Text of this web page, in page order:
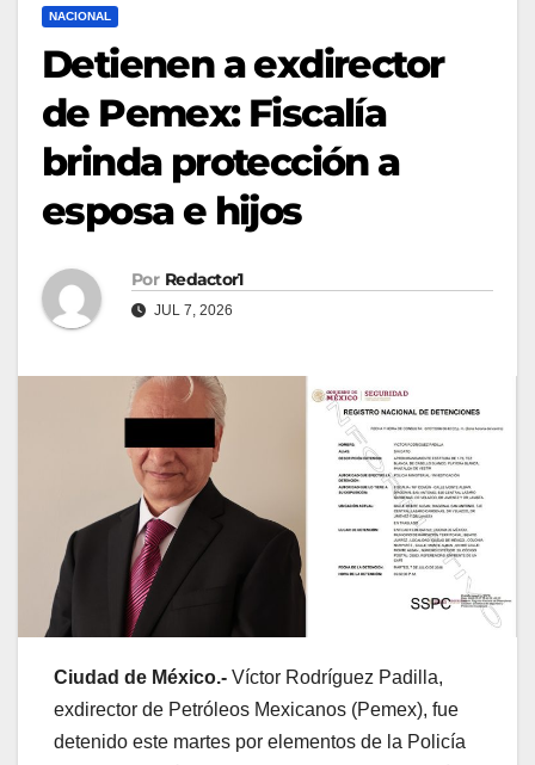
NACIONAL
Detienen a exdirector
de Pemex: Fiscalía
brinda protección a
esposa e hijos
Por Redactor1
JUL 7, 2026
Ciudad de México.- Víctor Rodríguez Padilla,
exdirector de Petróleos Mexicanos (Pemex), fue
detenido este martes por elementos de la Policía